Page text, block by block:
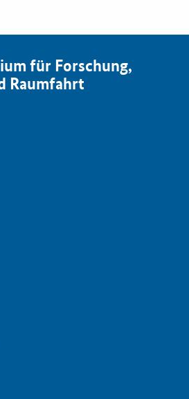
für Forschung,
Raumfahrt